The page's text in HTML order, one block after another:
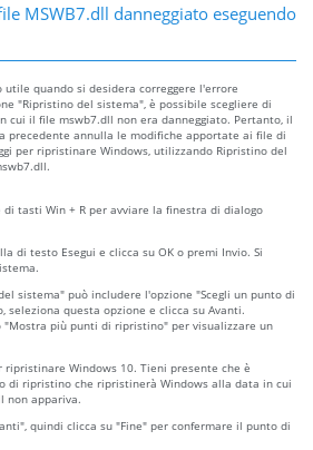
MSWB7.dll danneggiato eseguendo
quando si desidera correggere l'errore
"Ripristino del sistema", è possibile scegliere di
cui il file mswb7.dll non era danneggiato. Pertanto, il
precedente annulla le modifiche apportate ai file di
per ripristinare Windows, utilizzando Ripristino del
di tasti Win + R per avviare la finestra di dialogo
di testo Esegui e clicca su OK o premi Invio. Si
sistema" può includere l'opzione "Scegli un punto di
questa opzione e clicca su Avanti.
"Mostra più punti di ripristino" per visualizzare un
ripristinare Windows 10. Tieni presente che è
di ripristino che ripristinerà Windows alla data in cui
non appariva.
quindi clicca su "Fine" per confermare il punto di